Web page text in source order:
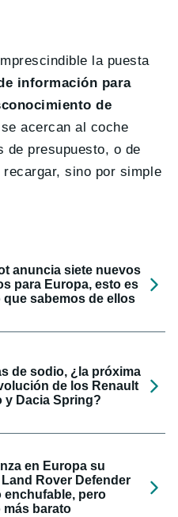
la puesta
información para
de
acercan al coche
de presupuesto, o de
sino por simple
anuncia siete nuevos
para Europa, esto es
que sabemos de ellos
de sodio, ¿la próxima
de los Renault
y Dacia Spring?
en Europa su
Rover Defender
enchufable, pero
más barato